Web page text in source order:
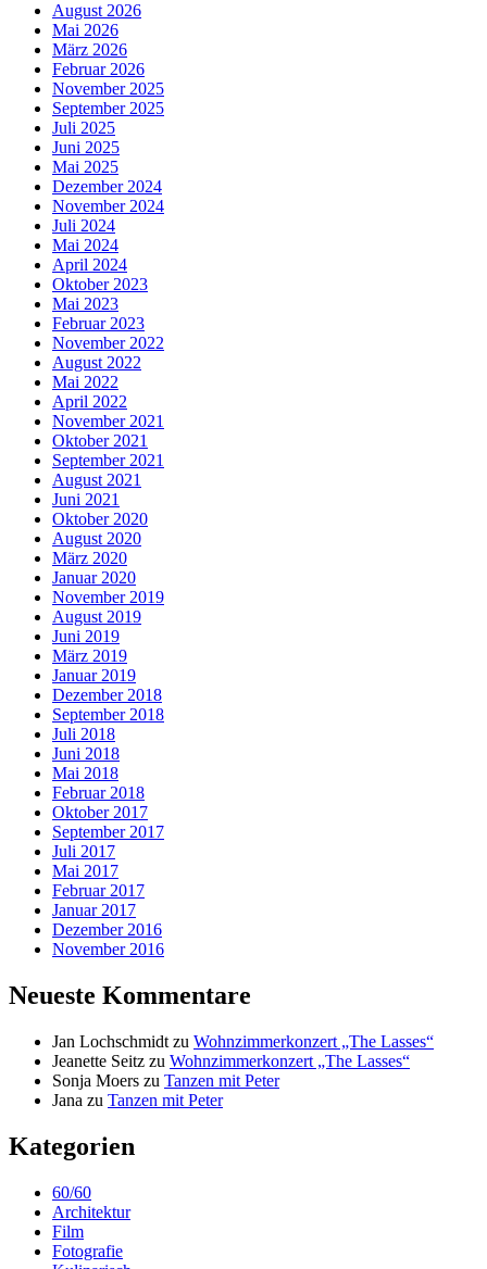
August 2026
Mai 2026
März 2026
Februar 2026
November 2025
September 2025
Juli 2025
Juni 2025
Mai 2025
Dezember 2024
November 2024
Juli 2024
Mai 2024
April 2024
Oktober 2023
Mai 2023
Februar 2023
November 2022
August 2022
Mai 2022
April 2022
November 2021
Oktober 2021
September 2021
August 2021
Juni 2021
Oktober 2020
August 2020
März 2020
Januar 2020
November 2019
August 2019
Juni 2019
März 2019
Januar 2019
Dezember 2018
September 2018
Juli 2018
Juni 2018
Mai 2018
Februar 2018
Oktober 2017
September 2017
Juli 2017
Mai 2017
Februar 2017
Januar 2017
Dezember 2016
November 2016
Neueste Kommentare
Jan Lochschmidt zu Wohnzimmerkonzert „The Lasses“
Jeanette Seitz zu Wohnzimmerkonzert „The Lasses“
Sonja Moers zu Tanzen mit Peter
Jana zu Tanzen mit Peter
Kategorien
60/60
Architektur
Film
Fotografie